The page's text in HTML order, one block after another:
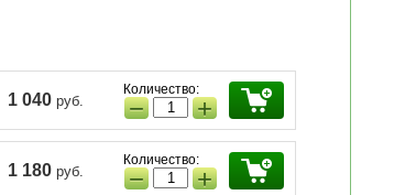
1 040 руб.
Количество:
− +
1 180 руб.
Количество:
− +